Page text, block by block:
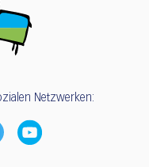
Netzwerken: